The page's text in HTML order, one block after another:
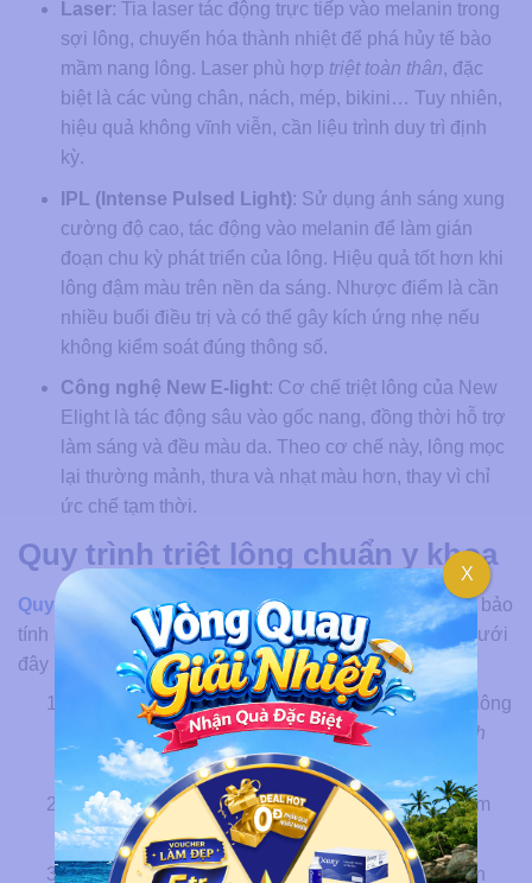
Laser: Tia laser tác động trực tiếp vào melanin trong
sợi lông, chuyển hóa thành nhiệt để phá hủy tế bào
mầm nang lông. Laser phù hợp triệt toàn thân, đặc
biệt là các vùng chân, nách, mép, bikini… Tuy nhiên,
hiệu quả không vĩnh viễn, cần liệu trình duy trì định
kỳ.
IPL (Intense Pulsed Light): Sử dụng ánh sáng xung
cường độ cao, tác động vào melanin để làm gián
đoạn chu kỳ phát triển của lông. Hiệu quả tốt hơn khi
lông đậm màu trên nền da sáng. Nhược điểm là cần
nhiều buổi điều trị và có thể gây kích ứng nhẹ nếu
không kiểm soát đúng thông số.
Công nghệ New E-light: Cơ chế triệt lông của New
Elight là tác động sâu vào gốc nang, đồng thời hỗ trợ
làm sáng và đều màu da. Theo cơ chế này, lông mọc
lại thường mảnh, thưa và nhạt màu hơn, thay vì chỉ
ức chế tạm thời.
Quy trình triệt lông chuẩn y khoa
Quy trình triệt lôngtại Thẩm mỹ viện Ngọc Dung đảm bảo
tính an toàn và cá nhân hóa tối đa cho từng vùng da. Dưới
đây là các bước chi tiết:
Bước 1:Chuyên gia đánh giá tình trạng da, loại lông
và vùng cần triệt để đưa raliệu trình triệt lông vĩnh
viễn​ phù hợp với khách hàng.
Bước 2: Vệ sinh kỹ lưỡng vùng da điều trị để đảm
bảo vô trùng.
Bước 3:Cạo sơ (nếu cần thiết) giúp máy tiếp cận
X